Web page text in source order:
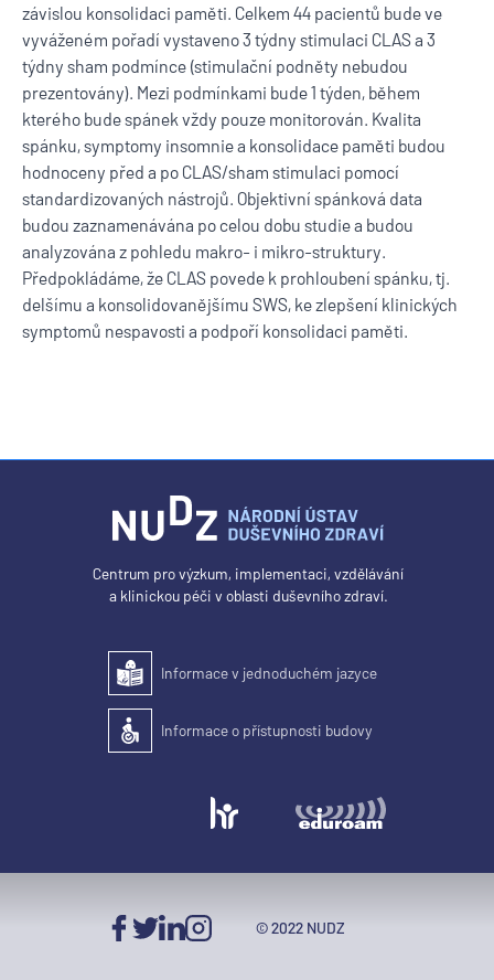
závislou konsolidaci paměti. Celkem 44 pacientů bude ve
vyváženém pořadí vystaveno 3 týdny stimulaci CLAS a 3
týdny sham podmínce (stimulační podněty nebudou
prezentovány). Mezi podmínkami bude 1 týden, během
kterého bude spánek vždy pouze monitorován. Kvalita
spánku, symptomy insomnie a konsolidace paměti budou
hodnoceny před a po CLAS/sham stimulaci pomocí
standardizovaných nástrojů. Objektivní spánková data
budou zaznamenávána po celou dobu studie a budou
analyzována z pohledu makro- i mikro-struktury.
Předpokládáme, že CLAS povede k prohloubení spánku, tj.
delšímu a konsolidovanějšímu SWS, ke zlepšení klinických
symptomů nespavosti a podpoří konsolidaci paměti.
Centrum pro výzkum, implementaci, vzdělávání
a klinickou péči v oblasti duševního zdraví.
Snadné čtení
Informace v jednoduchém jazyce
Přístupnost budovy pro osoby se zdravotním postižením
Informace o přístupnosti budovy
© 2022 NUDZ